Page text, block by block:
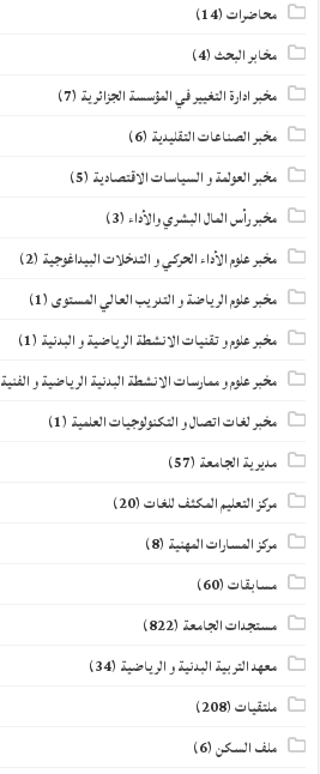
محاضرات(14)
مخابر البحث(4)
مخبر ادارة التغيير في المؤسسة الجزائرية (7)
مخبر الصناعات التقليدية (6)
مخبر العولمة و السياسات الاقتصادية (5)
مخبر رأس المال البشري والأداء(3)
مخبر علوم الأداء الحركي و التدخلات البيداغوجية (2)
مخبر علوم الرياضة و التدريب العالي المستوى(1)
مخبر علوم و تقنيات الانشطة الرياضية و البدنية (1)
مخبر علوم و ممارسات الانشطة البدنية الرياضية و الفنية
مخبر لغات اتصال و التكنولوجيات العلمية (1)
مديرية الجامعة (57)
مركز التعليم المكثف للغات(20)
مركز المسارات المهنية (8)
مسابقات(60)
مستجدات الجامعة (822)
معهد التربية البدنية و الرياضية (34)
ملتقيات(208)
ملف السكن(6)